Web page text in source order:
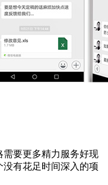
要更多精力服务好现
有花足时间深入的项